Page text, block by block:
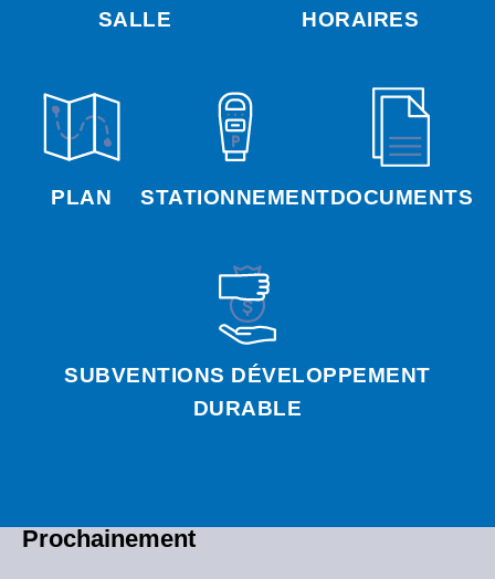
SALLE
HORAIRES
PLAN STATIONNEMENTDOCUMENTS
SUBVENTIONS DÉVELOPPEMENT
DURABLE
Prochainement